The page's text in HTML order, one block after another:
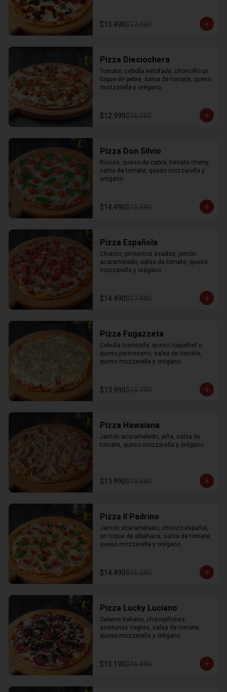
$15.490$17.490
Pizza Dieciochera
Tomate, cebolla estofada, choricillo un
toque de pebre, salsa de tomate, queso
mozzarella y orégano.
$12.990$16.490
Pizza Don Silvio
Rúcula, queso de cabra, tomate cherry,
salsa de tomate, queso mozzarella y
orégano.
$14.490$16.390
Pizza Española
Chorizo, pimientos asados, jamón
acaramelado, salsa de tomate, queso
mozzarella y orégano.
$14.490$17.990
Pizza Fugazzeta
Cebolla horneada, queso roquefort o
queso parmesano, salsa de tomate,
queso mozzarella y orégano.
$13.990$15.790
Pizza Hawaiana
Jamón acaramelado, piña, salsa de
tomate, queso mozzarella y orégano.
$13.990$15.890
Pizza Il Padrino
Jamón acaramelado, chorizo español,
un toque de albahaca, salsa de tomate,
queso mozzarella y orégano.
$14.490$16.390
Pizza Lucky Luciano
Salame italiano, champiñones,
aceitunas negras, salsa de tomate,
queso mozzarella y orégano.
$15.190$16.990